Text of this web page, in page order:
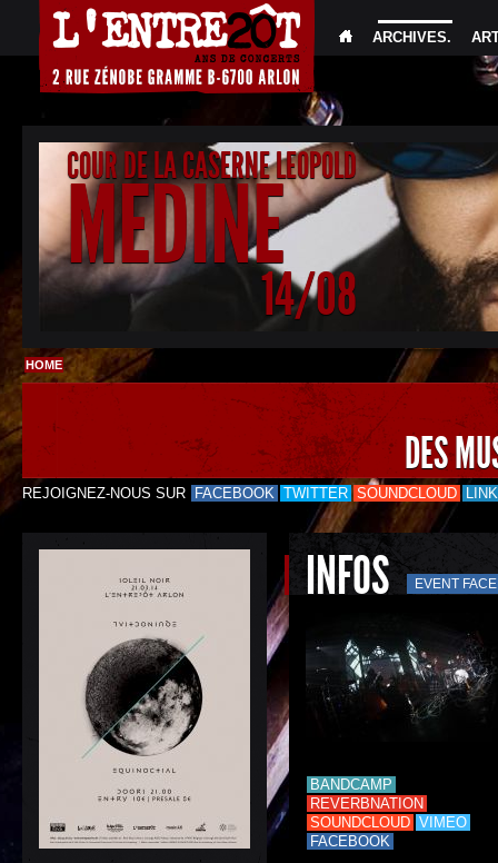
ARCHIVES.
COUR DE LA CASERNE LEOPOLD
MEDINE
14/08
HOME
DES
REJOIGNEZ-NOUS SUR FACEBOOK TWITTER SOUNDCLOUD
INFOS EVENT
BANDCAMP
REVERBNATION
SOUNDCLOUD VIMEO
FACEBOOK